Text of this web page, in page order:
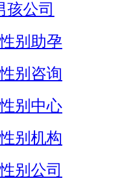
孩公司
别助孕
别咨询
别中心
别机构
别公司